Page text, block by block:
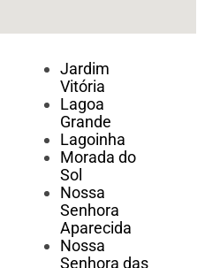
Jardim
Vitória
Lagoa
Grande
Lagoinha
Morada do
Sol
Nossa
Senhora
Aparecida
Nossa
Senhora das